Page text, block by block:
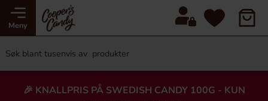
Meny
🎉 KNALLPRIS PÅ SWEDISH CANDY 100G - KUN